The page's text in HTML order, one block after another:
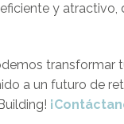
y atractivo,
transformar
a un futuro de